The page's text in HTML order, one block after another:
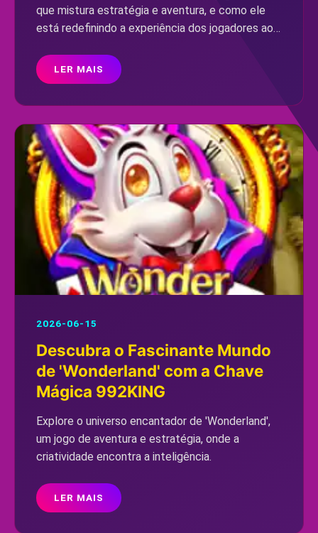
que mistura estratégia e aventura, e como ele
está redefinindo a experiência dos jogadores ao
LER MAIS
2026-06-15
Descubra o Fascinante Mundo
de 'Wonderland' com a Chave
Mágica 992KING
Explore o universo encantador de 'Wonderland',
um jogo de aventura e estratégia, onde a
criatividade encontra a inteligência.
LER MAIS